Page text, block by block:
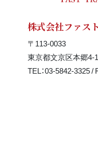
株式会社ファス
〒113-0033
東京都文京区本郷4-
TEL：03-5842-3325 /